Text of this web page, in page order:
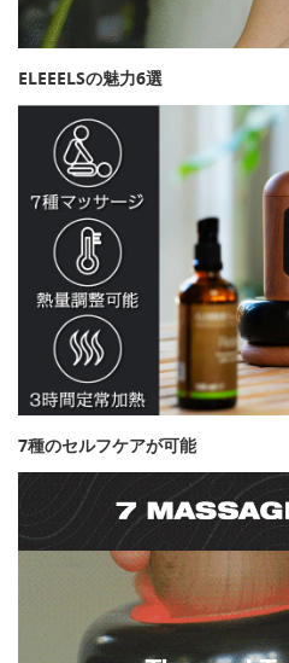
ELEEELSの魅力6選
7種のセルフケアが可能